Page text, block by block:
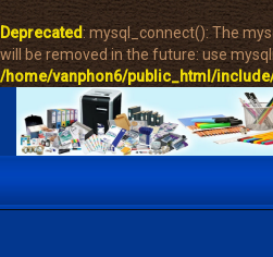
Deprecated: mysql_connect(): The
will be removed in the future: use
/home/vanphon6/public_html/